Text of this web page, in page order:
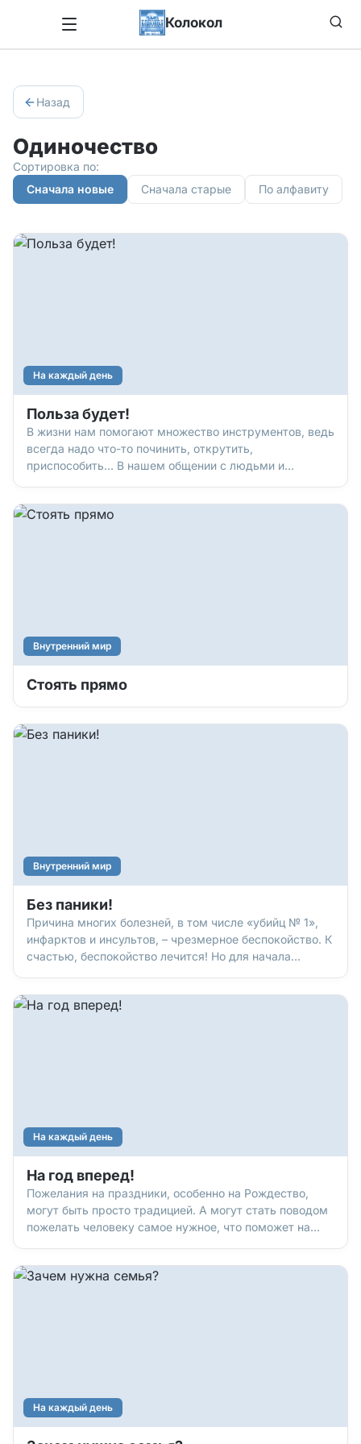
Колокол
Назад
Одиночество
Сортировка по:
Сначала новые
Сначала старые По алфавиту
На каждый день
Польза будет!
В жизни нам помогают множество инструментов, ведь
всегда надо что-то починить, открутить,
приспособить… В нашем общении с людьми и
эти «инструменты» не надо носить в сумке, они и так
Внутренний мир
Стоять прямо
Внутренний мир
Без паники!
Причина многих болезней, в том числе «убийц № 1»,
инфарктов и инсультов, – чрезмерное беспокойство. К
счастью, беспокойство лечится! Но для начала
На каждый день
На год вперед!
Пожелания на праздники, особенно на Рождество,
могут быть просто традицией. А могут стать поводом
пожелать человеку самое нужное, что поможет на
интересными людьми. Вот некоторые пожелания от
На каждый день